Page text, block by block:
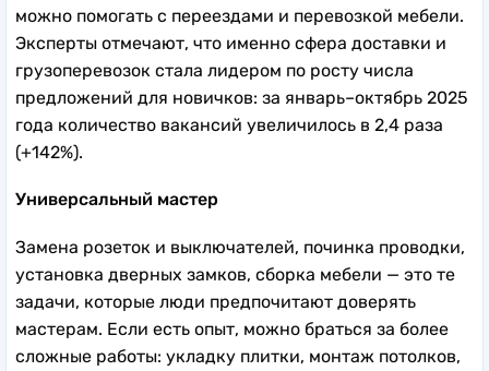
можно помогать с переездами и перевозкой мебели.
Эксперты отмечают, что именно сфера доставки и
грузоперевозок стала лидером по росту числа
предложений для новичков: за январь–октябрь 2025
года количество вакансий увеличилось в 2,4 раза
(+142%).
Универсальный мастер
Замена розеток и выключателей, починка проводки,
установка дверных замков, сборка мебели — это те
задачи, которые люди предпочитают доверять
мастерам. Если есть опыт, можно браться за более
сложные работы: укладку плитки, монтаж потолков,